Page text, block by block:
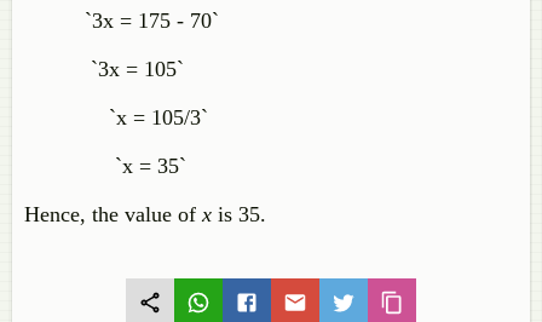
`3x = 175 - 70`
`3x = 105`
`x = 105/3`
`x = 35`
Hence, the value ofx is 35.